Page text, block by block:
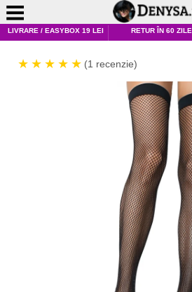
LIVRARE / EASYBOX 19 LEI RETUR ÎN 60 ZILE
(1 recenzie)